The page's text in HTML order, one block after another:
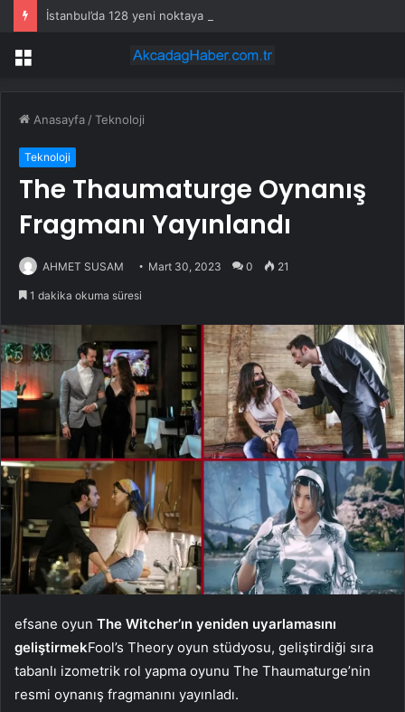
İstanbul’da 128 yeni noktaya daha EDS geliyor
Menü
Anasayfa /Teknoloji
Teknoloji
The Thaumaturge Oynanış
Fragmanı Yayınlandı
AHMET SUSAM Mart 30, 2023 0 21
1 dakika okuma süresi
efsane oyun The Witcher’ın yeniden uyarlamasını
geliştirmekFool’s Theory oyun stüdyosu, geliştirdiği sıra
tabanlı izometrik rol yapma oyunu The Thaumaturge’nin
resmi oynanış fragmanını yayınladı.